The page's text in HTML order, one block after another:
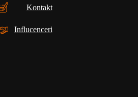
Kontakt
Influcenceri